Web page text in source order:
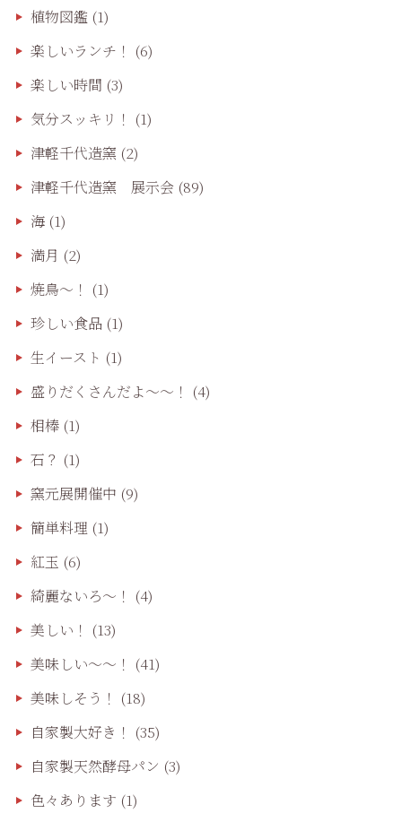
植物図鑑 (1)
楽しいランチ！ (6)
楽しい時間 (3)
気分スッキリ！ (1)
津軽千代造窯 (2)
津軽千代造窯 展示会(89)
海(1)
満月 (2)
焼鳥〜！ (1)
珍しい食品(1)
生イースト (1)
盛りだくさんだよ〜〜！ (4)
相棒(1)
石？ (1)
窯元展開催中 (9)
簡単料理 (1)
紅玉 (6)
綺麗ないろ～！ (4)
美しい！ (13)
美味しい〜〜！ (41)
美味しそう！ (18)
自家製大好き！ (35)
自家製天然酵母パン (3)
色々あります (1)